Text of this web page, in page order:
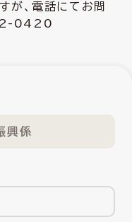
が、電話にてお問
0420
興係